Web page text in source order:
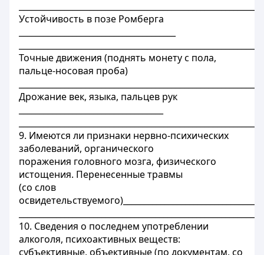
Устойчивость в позе Ромберга
Точные движения (поднять монету с пола,
пальце-носовая проба)
Дрожание век, языка, пальцев рук
9. Имеются ли признаки нервно-психических
заболеваний, органического
поражения головного мозга, физического
истощения. Перенесенные травмы
(со слов
10. Сведения о последнем употреблении
алкоголя, психоактивных веществ:
субъективные, объективные (по документам, со